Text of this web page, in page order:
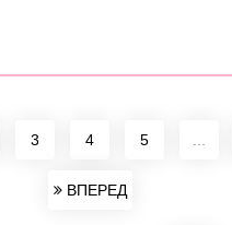
3 4 5
ВПЕРЕД